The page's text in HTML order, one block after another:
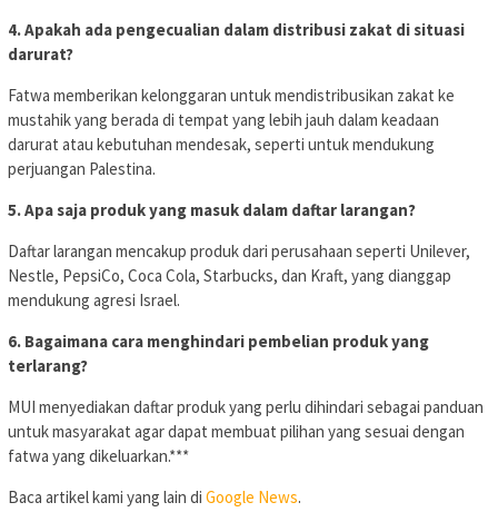
4. Apakah ada pengecualian dalam distribusi zakat di situasi
darurat?
Fatwa memberikan kelonggaran untuk mendistribusikan zakat ke
mustahik yang berada di tempat yang lebih jauh dalam keadaan
darurat atau kebutuhan mendesak, seperti untuk mendukung
perjuangan Palestina.
5. Apa saja produk yang masuk dalam daftar larangan?
Daftar larangan mencakup produk dari perusahaan seperti Unilever,
Nestle, PepsiCo, Coca Cola, Starbucks, dan Kraft, yang dianggap
mendukung agresi Israel.
6. Bagaimana cara menghindari pembelian produk yang
terlarang?
MUI menyediakan daftar produk yang perlu dihindari sebagai panduan
untuk masyarakat agar dapat membuat pilihan yang sesuai dengan
fatwa yang dikeluarkan.***
Baca artikel kami yang lain di Google News.